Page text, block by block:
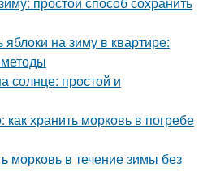
на зиму в квартире:
солнце: простой и
хранить морковь в погребе
морковь в течение зимы без